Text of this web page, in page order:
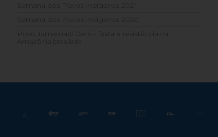
Semana dos Povos Indígenas 2021
Semana dos Povos Indígenas 2020
Povo Jamamadi Deni – festa e resistência na
Amazônia brasileira